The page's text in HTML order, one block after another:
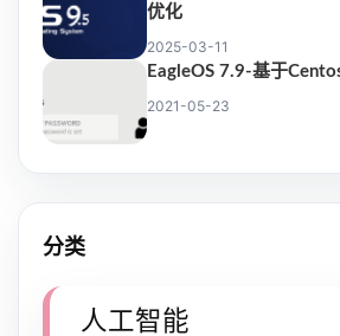
优化
2025-03-11
EagleOS 7.9-基于
2021-05-23
分类
人工智能